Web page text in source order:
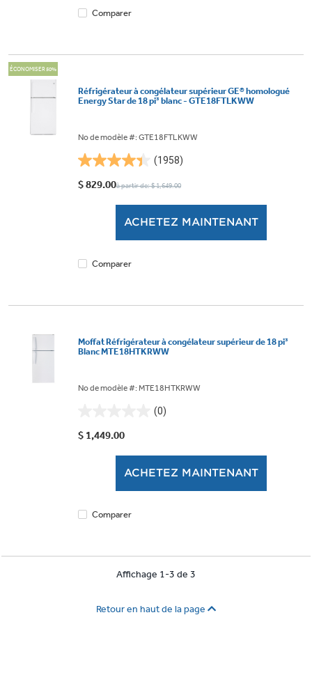
Comparer
ÉCONOMISER 50%
Réfrigérateur à congélateur supérieur GE® homologué
Energy Star de 18 pi³ blanc - GTE18FTLKWW
No de modèle #: GTE18FTLKWW
(1958)
4.4
étoile(s)
$ 829.00à partir de: $ 1,649.00
ACHETEZ MAINTENANT
Comparer
Moffat Réfrigérateur à congélateur supérieur de 18 pi³
Blanc MTE18HTKRWW
No de modèle #: MTE18HTKRWW
(0)
étoile(s)
$ 1,449.00
ACHETEZ MAINTENANT
Comparer
Affichage 1-3 de 3
Retour en haut de la page